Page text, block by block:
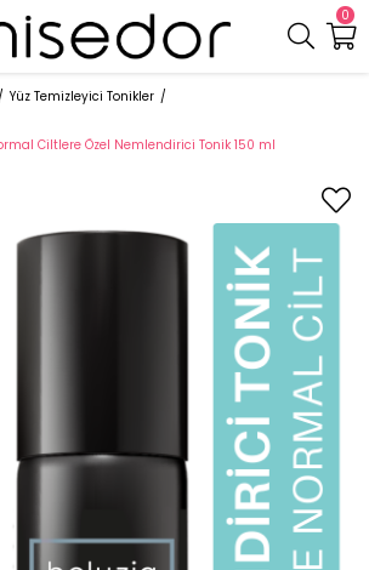
0
Yüz Temizleyici Tonikler
Ciltlere Özel Nemlendirici Tonik 150 ml